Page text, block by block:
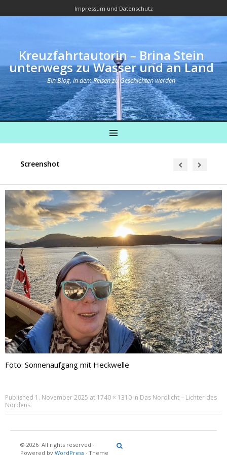
Impressum und Datenschutz
Kreuzfahrtautorin – Brina Stein
unterwegs zu Wasser und an Land
Ein Blog, in dem Reisen zu Geschichten werden
MENU
Screenshot
Foto: Sonnenaufgang mit Heckwelle
Published 1. November 2025 at 1740 × 1310 in Das Nordlicht – Lichter des
Nordens
© 2026 All rights reserved ·
Powered by WordPress · Theme